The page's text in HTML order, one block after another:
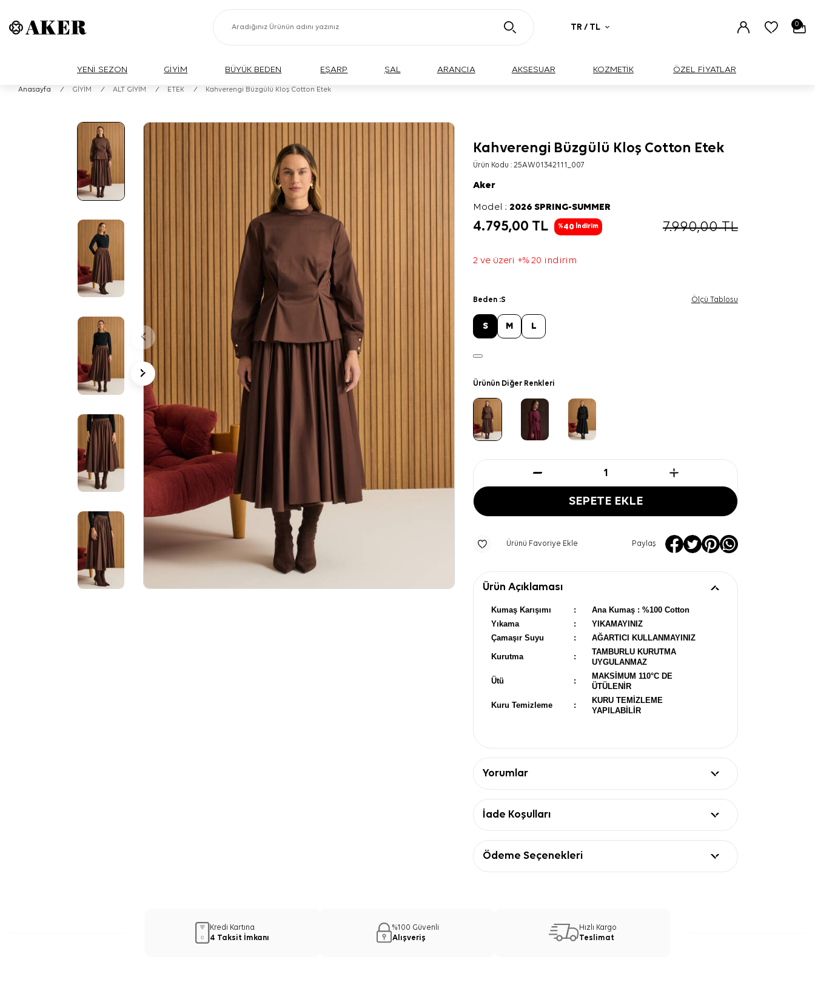
TR / TL 0
YENİ SEZON GİYİM BÜYÜK BEDEN EŞARP ŞAL ARANCIA AKSESUAR KOZMETİK ÖZEL FİYATLAR
Anasayfa / GİYİM / ALT GİYİM / ETEK / Kahverengi Büzgülü Kloş Cotton Etek
Kahverengi Büzgülü Kloş Cotton Etek
Ürün Kodu :25AW01342111_007
Aker
Model :2026 SPRING-SUMMER
4.795,00 TL %40 İndirim 7.990,00TL
2 ve üzeri +% 20 indirim
Beden :S Ölçü Tablosu
S M L
Ürünün Diğer Renkleri
SEPETE EKLE
Ürünü Favoriye Ekle Paylaş
Ürün Açıklaması
Kumaş Karışımı :
Ana Kumaş : %100 Cotton
Yıkama
:
YIKAMAYINIZ
Çamaşır Suyu
: AĞARTICI KULLANMAYINIZ
Kurutma :
TAMBURLU KURUTMA
UYGULANMAZ
Ütü :
MAKSİMUM 110°C DE
ÜTÜLENİR
Kuru Temizleme :
KURU TEMİZLEME
YAPILABİLİR
Yorumlar
İade Koşulları
Ödeme Seçenekleri
Kredi Kartına
4 Taksit İmkanı
%100 Güvenli
Alışveriş
Hızlı Kargo
Teslimat